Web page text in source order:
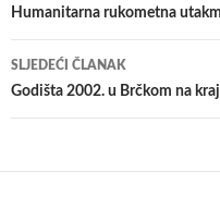
članaka
Humanitarna rukometna
SLJEDEĆI ČLANAK
Godišta 2002. u Brčkom na